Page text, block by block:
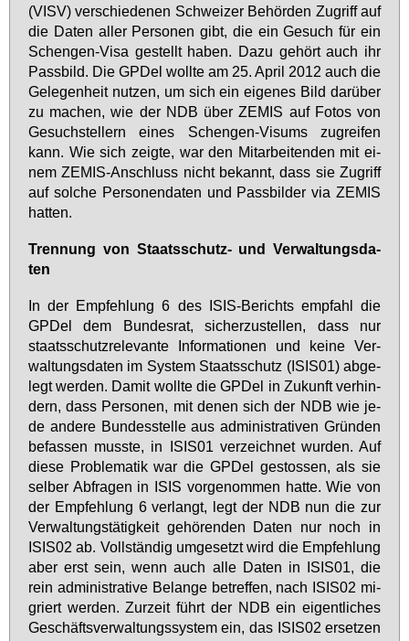
(VISV) ver­schie­de­nen Schwei­zer Be­hör­den Zu­griff auf
die Da­ten al­ler Per­so­nen gibt, die ein Ge­such für ein
Schen­gen-Vi­sa ge­stellt ha­ben. Da­zu ge­hört auch ihr
Pass­bild. Die GPDel woll­te am 25. April 2012 auch die
Ge­le­gen­heit nut­zen, um sich ein ei­ge­nes Bild dar­über
zu ma­chen, wie der NDB über ZE­MIS auf Fo­tos von
Ge­such­stel­lern ei­nes Schen­gen-Vi­sums zu­grei­fen
kann. Wie sich zeig­te, war den Mit­ar­bei­ten­den mit ei­
nem ZE­MIS-An­schluss nicht be­kannt, dass sie Zu­griff
auf sol­che Per­so­nen­da­ten und Pass­bil­der via ZE­MIS
hat­ten.
Tren­nung von Staats­schutz- und Ver­wal­tungs­da­
ten
In der Emp­feh­lung 6 des ISIS-Be­richts emp­fahl die
GPDel dem Bun­des­rat, si­cher­zu­stel­len, dass nur
staats­schutz­re­le­van­te In­for­ma­tio­nen und kei­ne Ver­
wal­tungs­da­ten im Sys­tem Staats­schutz (ISIS01) ab­ge­
legt wer­den. Da­mit woll­te die GPDel in Zu­kunft ver­hin­
dern, dass Per­so­nen, mit de­nen sich der NDB wie je­
de an­de­re Bun­des­stel­le aus ad­mi­nis­tra­ti­ven Grün­den
be­fas­sen muss­te, in ISIS01 ver­zeich­net wur­den. Auf
die­se Pro­ble­ma­tik war die GPDel ge­stos­sen, als sie
sel­ber Ab­fra­gen in ISIS vor­ge­nom­men hat­te. Wie von
der Emp­feh­lung 6 ver­langt, legt der NDB nun die zur
Ver­wal­tungs­tä­tig­keit ge­hö­ren­den Da­ten nur noch in
ISIS02 ab. Voll­stän­dig um­ge­setzt wird die Emp­feh­lung
aber erst sein, wenn auch al­le Da­ten in ISIS01, die
rein ad­mi­nis­tra­ti­ve Be­lan­ge be­tref­fen, nach ISIS02 mi­
griert wer­den. Zur­zeit führt der NDB ein ei­gent­li­ches
Ge­schäfts­ver­wal­tungs­sys­tem ein, das ISIS02 er­set­zen